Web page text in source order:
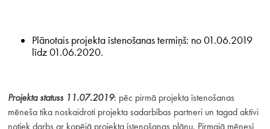
Plānotais projekta īstenošanas termiņš: no 01.06.2019
līdz 01.06.2020.
Projekta statuss 11.07.2019: pēc pirmā projekta īstenošanas
mēneša tika noskaidroti projekta sadarbības partneri un tagad aktīvi